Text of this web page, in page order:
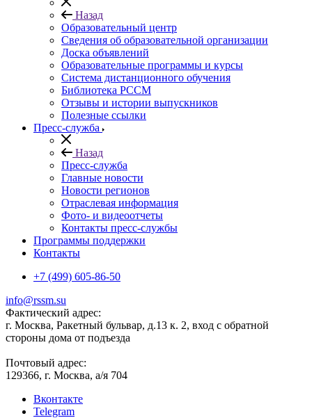
Назад
Образовательный центр
Сведения об образовательной организации
Доска объявлений
Образовательные программы и курсы
Система дистанционного обучения
Библиотека РССМ
Отзывы и истории выпускников
Полезные ссылки
Пресс-служба
Назад
Пресс-служба
Главные новости
Новости регионов
Отраслевая информация
Фото- и видеоотчеты
Контакты пресс-службы
Программы поддержки
Контакты
+7 (499) 605-86-50
info@rssm.su
Фактический адрес:
г. Москва, Ракетный бульвар, д.13 к. 2, вход с обратной
стороны дома от подъезда
Почтовый адрес:
129366, г. Москва, а/я 704
Вконтакте
Telegram